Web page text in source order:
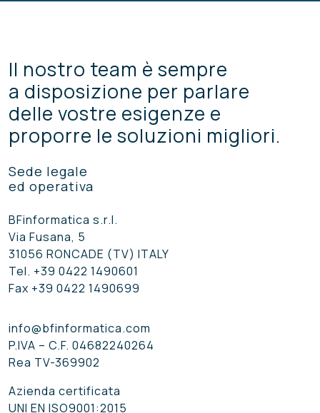
Il nostro team è sempre
a disposizione per parlare
delle vostre esigenze e
proporre le soluzioni migliori.
Sede legale
ed operativa
BFinformatica s.r.l.
Via Fusana, 5
31056 RONCADE (TV) ITALY
Tel. +39 0422 1490601
Fax +39 0422 1490699
info@bfinformatica.com
P.IVA – C.F. 04682240264
Rea TV-369902
Azienda certificata
UNI EN ISO9001:2015